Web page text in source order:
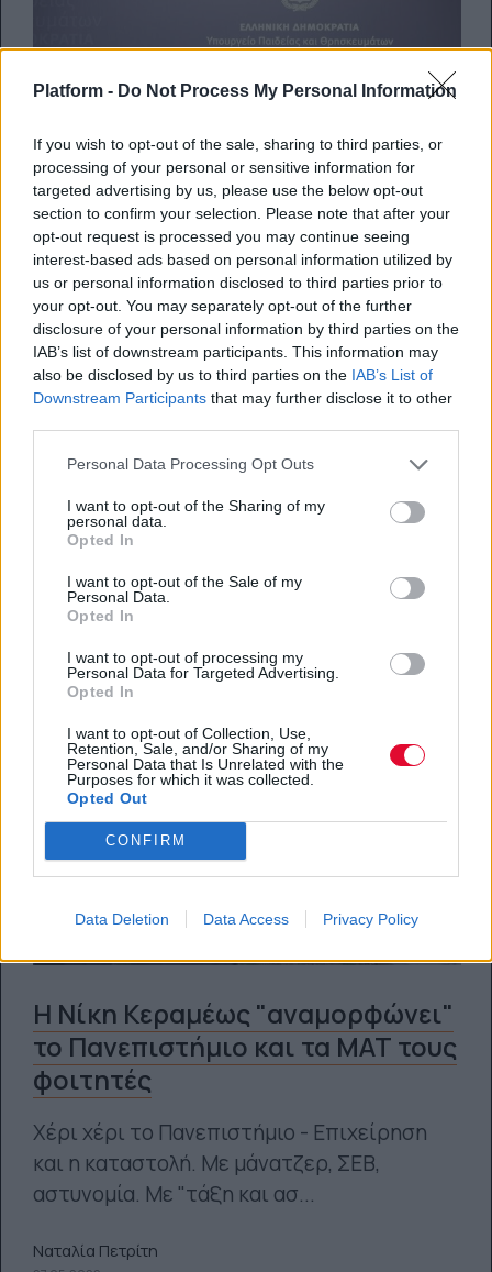
Platform - Do Not Process My Personal Information
If you wish to opt-out of the sale, sharing to third parties, or
processing of your personal or sensitive information for
targeted advertising by us, please use the below opt-out
section to confirm your selection. Please note that after your
opt-out request is processed you may continue seeing
interest-based ads based on personal information utilized by
us or personal information disclosed to third parties prior to
your opt-out. You may separately opt-out of the further
disclosure of your personal information by third parties on the
IAB’s list of downstream participants. This information may
also be disclosed by us to third parties on the IAB’s List of
Downstream Participants that may further disclose it to other
Personal Data Processing Opt Outs
I want to opt-out of the Sharing of my
personal data.
Opted In
I want to opt-out of the Sale of my
Personal Data.
Opted In
I want to opt-out of processing my
Personal Data for Targeted Advertising.
Opted In
I want to opt-out of Collection, Use,
Retention, Sale, and/or Sharing of my
Personal Data that Is Unrelated with the
Purposes for which it was collected.
Opted Out
CONFIRM
Data Deletion Data Access Privacy Policy
ΔΟΑΤΑΠ: Αλλάζουν όλα στην
αναγνώριση πτυχίων από ΑΕΙ του
εξωτερικού
ΔΟΑΤΑΠ: Οι αιτήσεις δεν θα γίνοται πλέον
ατομικά, αλλά εφόσον το ίδρυμα
Ναταλία Πετρίτη
Η Νίκη Κεραμέως "αναμορφώνει"
το Πανεπιστήμιο και τα ΜΑΤ τους
φοιτητές
Χέρι χέρι το Πανεπιστήμιο - Επιχείρηση
και η καταστολή. Με μάνατζερ, ΣΕΒ,
αστυνομία. Με "τάξη και ασ...
Ναταλία Πετρίτη